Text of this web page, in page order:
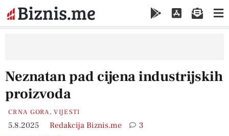
Neznatan pad cijena industrijskih
proizvoda
CRNA GORA,VIJESTI
5.8.2025 Redakcija Biznis.me 3